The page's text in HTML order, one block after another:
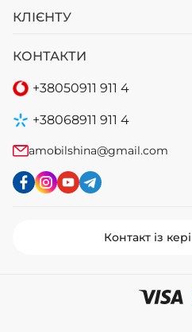
КЛІЄНТУ
КОНТАКТИ
+38050911 911 4
+38068911 911 4
amobilshina@gmail.com
Контакт із